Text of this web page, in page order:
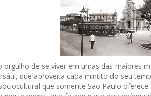
orgulho de se viver em umas das maiores
que aproveita cada minuto do seu
que somente São Paulo